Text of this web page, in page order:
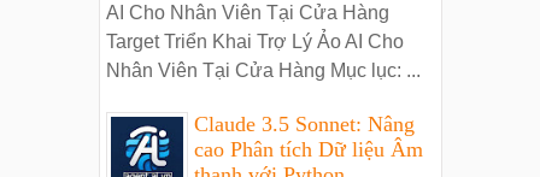
AI Cho Nhân Viên Tại Cửa Hàng
Target Triển Khai Trợ Lý Ảo AI Cho
Nhân Viên Tại Cửa Hàng Mục lục: ...
Claude 3.5 Sonnet: Nâng
cao Phân tích Dữ liệu Âm